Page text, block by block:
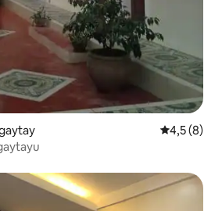
Prosječna
4,5 (8)
s oznakom „Odabrali gosti”